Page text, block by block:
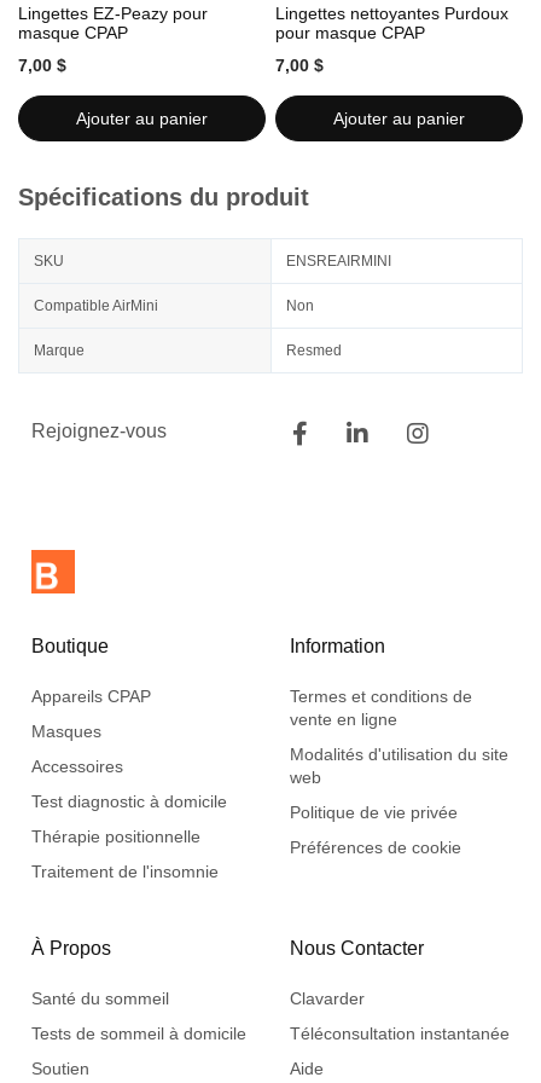
Lingettes EZ-Peazy pour
masque CPAP
7,00 $
Ajouter au panier
Lingettes nettoyantes Purdoux
pour masque CPAP
7,00 $
Ajouter au panier
Spécifications du produit
SKU ENSREAIRMINI
Compatible AirMini Non
Marque Resmed
Rejoignez-vous
Boutique
Appareils CPAP
Masques
Accessoires
Test diagnostic à domicile
Thérapie positionnelle
Traitement de l'insomnie
Information
Termes et conditions de
vente en ligne
Modalités d'utilisation du site
web
Politique de vie privée
Préférences de cookie
À Propos
Santé du sommeil
Tests de sommeil à domicile
Soutien
Nous Contacter
Clavarder
Téléconsultation instantanée
Aide